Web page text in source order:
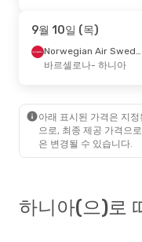
9월 10일 (목)
Norwegian Air Sweden
바르셀로나- 하니아
아래 표시된 가격은 지
으로, 최종 제공 가격으
은 변경될 수 있습니다.
하니아(으)로